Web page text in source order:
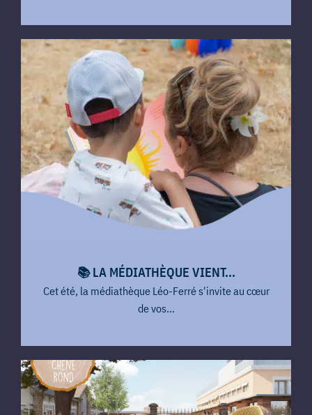
📚​ LA MÉDIATHÈQUE VIENT...
Cet été, la médiathèque Léo-Ferré s'invite au cœur
de vos...